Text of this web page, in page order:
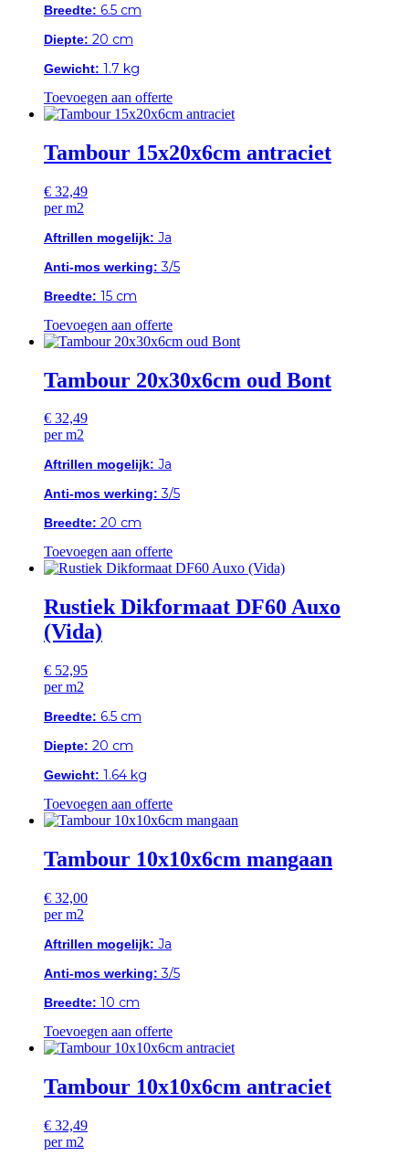
Breedte: 6.5 cm
Diepte: 20 cm
Gewicht: 1.7 kg
Toevoegen aan offerte
Tambour 15x20x6cm antraciet
€ 32,49
per m2
Aftrillen mogelijk: Ja
Anti-mos werking: 3/5
Breedte: 15 cm
Toevoegen aan offerte
Tambour 20x30x6cm oud Bont
€ 32,49
per m2
Aftrillen mogelijk: Ja
Anti-mos werking: 3/5
Breedte: 20 cm
Toevoegen aan offerte
Rustiek Dikformaat DF60 Auxo
(Vida)
€ 52,95
per m2
Breedte: 6.5 cm
Diepte: 20 cm
Gewicht: 1.64 kg
Toevoegen aan offerte
Tambour 10x10x6cm mangaan
€ 32,00
per m2
Aftrillen mogelijk: Ja
Anti-mos werking: 3/5
Breedte: 10 cm
Toevoegen aan offerte
Tambour 10x10x6cm antraciet
€ 32,49
per m2